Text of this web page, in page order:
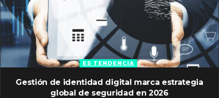
ES TENDENCIA
Gestión de identidad digital marca estrategia
global de seguridad en 2026